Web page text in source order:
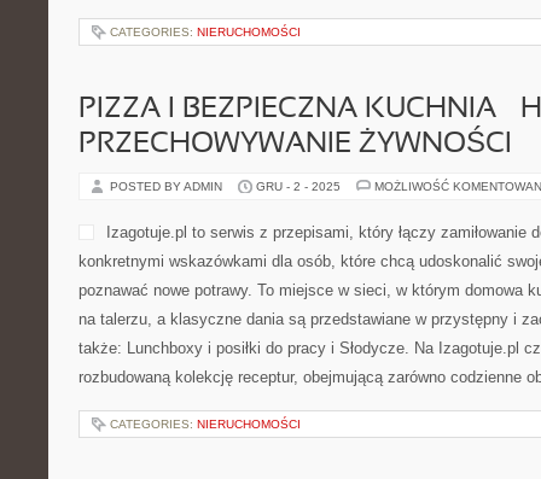
CATEGORIES: NIERUCHOMOŚCI
PIZZA I BEZPIECZNA KUCHNIA –
PRZECHOWYWANIE ŻYWNOŚCI
POSTED BY ADMIN GRU - 2 - 2025 MOŻLIWOŚĆ
Izagotuje.pl to serwis z przepisami, który łączy zamiłowanie
konkretnymi wskazówkami dla osób, które chcą udoskonalić
poznawać nowe potrawy. To miejsce w sieci, w którym domowa
na talerzu, a klasyczne dania są przedstawiane w przystępny i
także: Lunchboxy i posiłki do pracy i Słodycze. Na Izagotuje.pl
rozbudowaną kolekcję receptur, obejmującą zarówno codzienne
CATEGORIES: NIERUCHOMOŚCI